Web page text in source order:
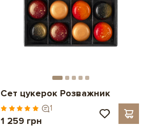
Сет цукерок Розважник
1
1 259 грн